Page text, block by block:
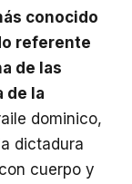
conocido
referente
de las
de la
dominico,
dictadura
cuerpo y